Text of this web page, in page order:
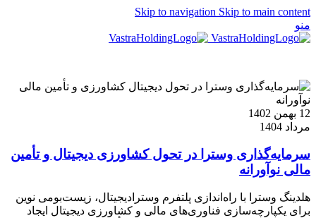
Skip to navigation Skip to main content
منو
12 بهمن 1402
مرداد 1404
سرمایه‌گذاری وسترا در تحول کشاورزی دیجیتال و تأمین
مالی نوآورانه
هلدینگ وسترا با راه‌اندازی پلتفرم وسترادیجیتال، زیست‌بومی نوین
برای یکپارچه‌سازی فناوری‌های مالی و کشاورزی دیجیتال ایجاد